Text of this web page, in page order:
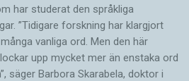
har studerat den språkliga
”Tidigare forskning har klargjort
vanliga ord. Men den här
upp mycket mer än enstaka ord
säger Barbora Skarabela, doktor i